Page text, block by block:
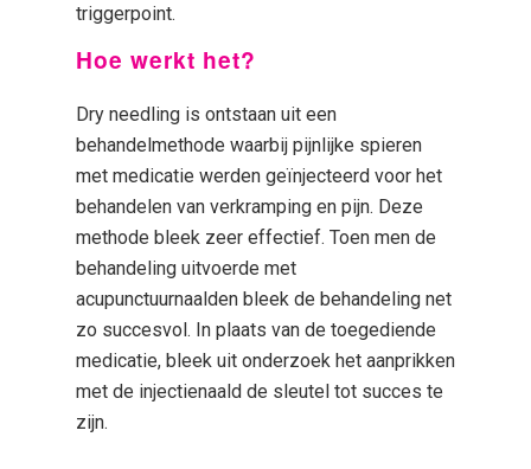
triggerpoint.
Hoe werkt het?
Dry needling is ontstaan uit een
behandelmethode waarbij pijnlijke spieren
met medicatie werden geïnjecteerd voor het
behandelen van verkramping en pijn. Deze
methode bleek zeer effectief. Toen men de
behandeling uitvoerde met
acupunctuurnaalden bleek de behandeling net
zo succesvol. In plaats van de toegediende
medicatie, bleek uit onderzoek het aanprikken
met de injectienaald de sleutel tot succes te
zijn.